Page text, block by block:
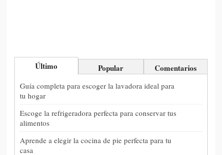
Último Popular Comentarios
Guía completa para escoger la lavadora ideal para
tu hogar
Escoge la refrigeradora perfecta para conservar tus
alimentos
Aprende a elegir la cocina de pie perfecta para tu
casa